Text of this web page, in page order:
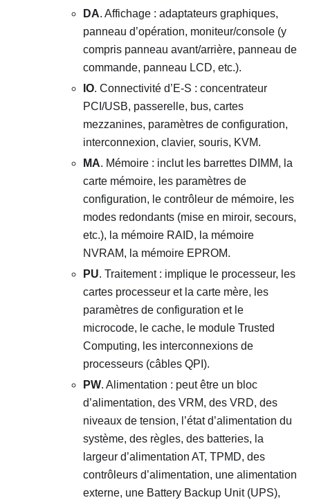
DA. Affichage : adaptateurs graphiques,
panneau d’opération, moniteur/console (y
compris panneau avant/arrière, panneau de
commande, panneau LCD, etc.).
IO. Connectivité d’E-S : concentrateur
PCI/USB, passerelle, bus, cartes
mezzanines, paramètres de configuration,
interconnexion, clavier, souris, KVM.
MA. Mémoire : inclut les barrettes DIMM, la
carte mémoire, les paramètres de
configuration, le contrôleur de mémoire, les
modes redondants (mise en miroir, secours,
etc.), la mémoire RAID, la mémoire
NVRAM, la mémoire EPROM.
PU. Traitement : implique le processeur, les
cartes processeur et la carte mère, les
paramètres de configuration et le
microcode, le cache, le module Trusted
Computing, les interconnexions de
processeurs (câbles QPI).
PW. Alimentation : peut être un bloc
d’alimentation, des VRM, des VRD, des
niveaux de tension, l’état d’alimentation du
système, des règles, des batteries, la
largeur d’alimentation AT, TPMD, des
contrôleurs d’alimentation, une alimentation
externe, une Battery Backup Unit (UPS),